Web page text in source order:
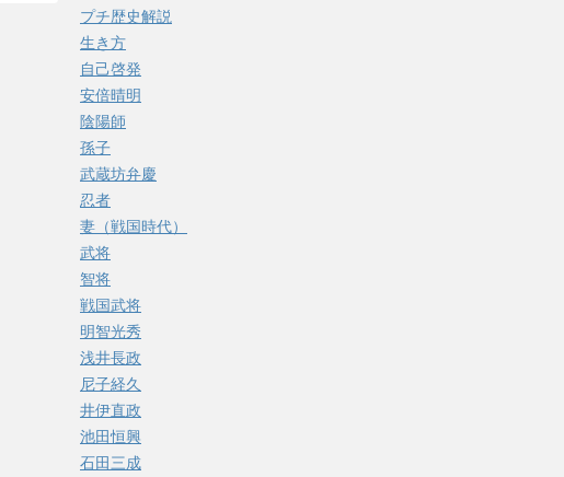
プチ歴史解説
生き方
自己啓発
安倍晴明
陰陽師
孫子
武蔵坊弁慶
忍者
妻（戦国時代）
武将
智将
戦国武将
明智光秀
浅井長政
尼子経久
井伊直政
池田恒興
石田三成